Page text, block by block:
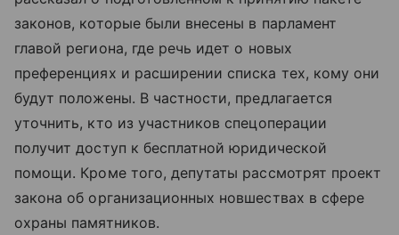
законов, которые были внесены в парламент
главой региона, где речь идет о новых
преференциях и расширении списка тех, кому они
будут положены. В частности, предлагается
уточнить, кто из участников спецоперации
получит доступ к бесплатной юридической
помощи. Кроме того, депутаты рассмотрят проект
закона об организационных новшествах в сфере
охраны памятников.